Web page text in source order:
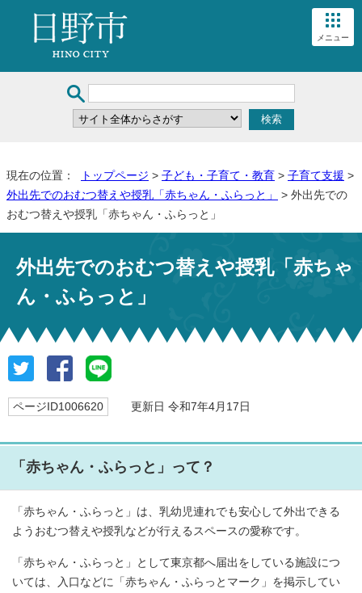
メニュー
現在の位置： トップページ > 子ども・子育て・教育 > 子育て支援 >
外出先でのおむつ替えや授乳「赤ちゃん・ふらっと」
> 外出先での
おむつ替えや授乳「赤ちゃん・ふらっと」
外出先でのおむつ替えや授乳「赤ちゃ
ん・ふらっと」
ページID1006620 更新日 令和7年4月17日
「赤ちゃん・ふらっと」って？
「赤ちゃん・ふらっと」は、乳幼児連れでも安心して外出できる
ようおむつ替えや授乳などが行えるスペースの愛称です。
「赤ちゃん・ふらっと」として東京都へ届出をしている施設につ
いては、入口などに「赤ちゃん・ふらっとマーク」を掲示してい